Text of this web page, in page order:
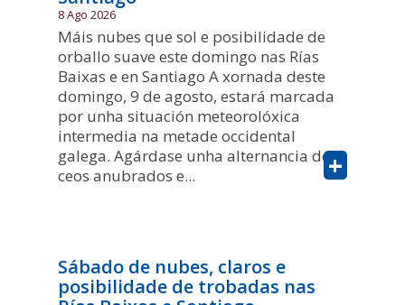
8 Ago 2026
Máis nubes que sol e posibilidade de
orballo suave este domingo nas Rías
Baixas e en Santiago A xornada deste
domingo, 9 de agosto, estará marcada
por unha situación meteorolóxica
intermedia na metade occidental
galega. Agárdase unha alternancia de
ceos anubrados e...
+
Sábado de nubes, claros e
posibilidade de trobadas nas